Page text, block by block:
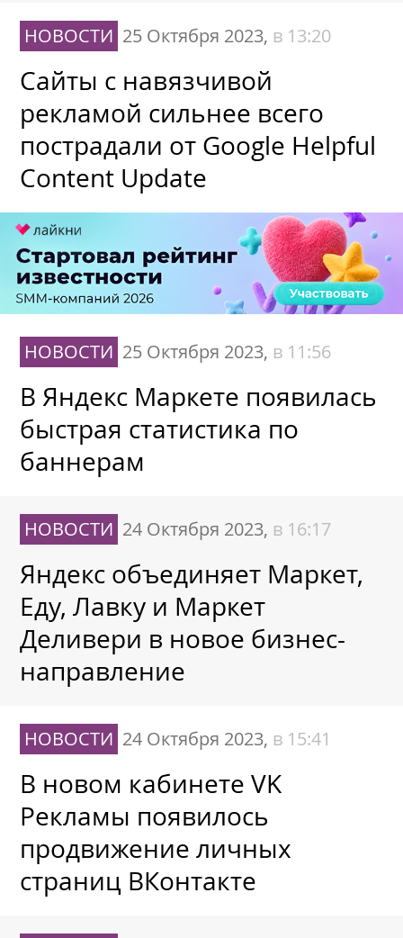
НОВОСТИ 25 Октября 2023, в 13:20
Сайты с навязчивой
рекламой сильнее всего
пострадали от Google Helpful
Content Update
НОВОСТИ 25 Октября 2023, в 11:56
В Яндекс Маркете появилась
быстрая статистика по
баннерам
НОВОСТИ 24 Октября 2023, в 16:17
Яндекс объединяет Маркет,
Еду, Лавку и Маркет
Деливери в новое бизнес-
направление
НОВОСТИ 24 Октября 2023, в 15:41
В новом кабинете VK
Рекламы появилось
продвижение личных
страниц ВКонтакте